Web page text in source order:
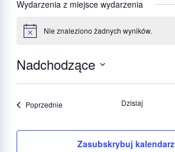
Wydarzenia z miejsce wydarzenia
Powiadomienie
Nie znaleziono żadnych wyników.
Nadchodzące
Wybierz
PoprzednieWydarzenia Dzisiaj
Zasubskrybuj kalendarz